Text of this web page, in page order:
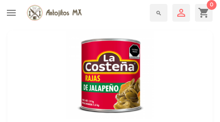
menu search  shopping_cart
0